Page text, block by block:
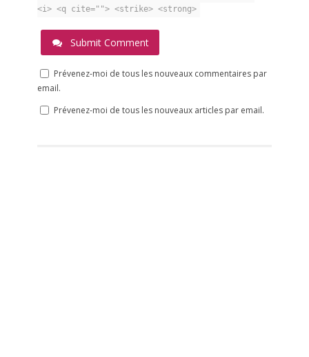
<i> <q cite=""> <strike> <strong>
Submit Comment
Prévenez-moi de tous les nouveaux commentaires par
email.
Prévenez-moi de tous les nouveaux articles par email.